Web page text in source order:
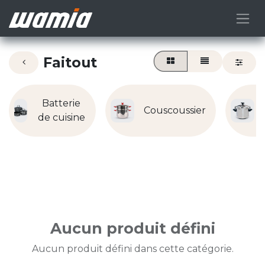
Faitout
Batterie
de cuisine
Couscoussier
Aucun produit défini
Aucun produit défini dans cette catégorie.